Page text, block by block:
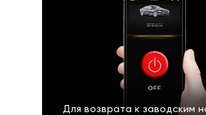
Для возврата к заводским